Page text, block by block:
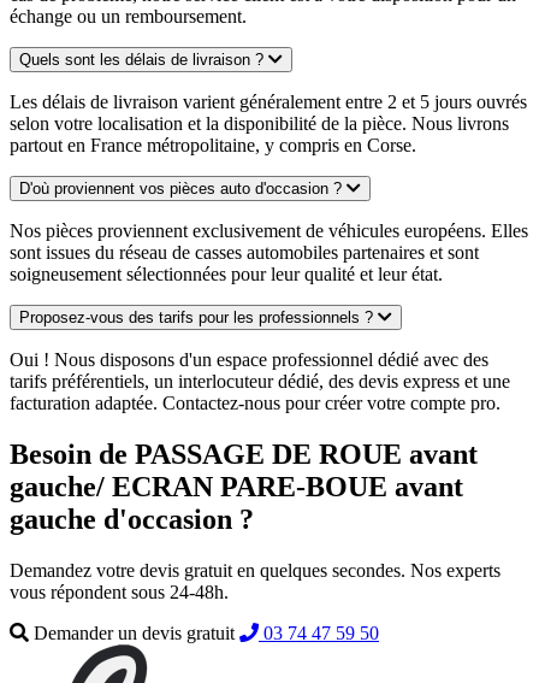
échange ou un remboursement.
Quels sont les délais de livraison ?
Les délais de livraison varient généralement entre 2 et 5 jours ouvrés
selon votre localisation et la disponibilité de la pièce. Nous livrons
partout en France métropolitaine, y compris en Corse.
D'où proviennent vos pièces auto d'occasion ?
Nos pièces proviennent exclusivement de véhicules européens. Elles
sont issues du réseau de casses automobiles partenaires et sont
soigneusement sélectionnées pour leur qualité et leur état.
Proposez-vous des tarifs pour les professionnels ?
Oui ! Nous disposons d'un espace professionnel dédié avec des
tarifs préférentiels, un interlocuteur dédié, des devis express et une
facturation adaptée. Contactez-nous pour créer votre compte pro.
Besoin de PASSAGE DE ROUE avant
gauche/ ECRAN PARE-BOUE avant
gauche d'occasion ?
Demandez votre devis gratuit en quelques secondes. Nos experts
vous répondent sous 24-48h.
Demander un devis gratuit
03 74 47 59 50